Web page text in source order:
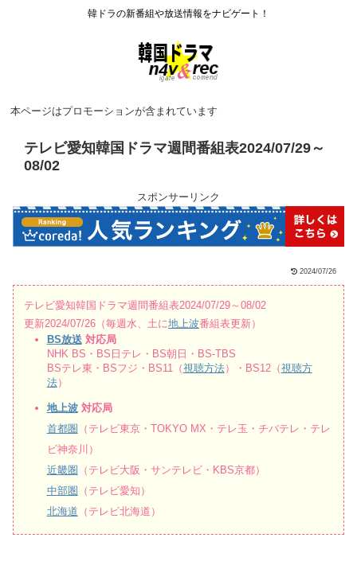
韓ドラの新番組や放送情報をナビゲート！
本ページはプロモーションが含まれています
テレビ愛知韓国ドラマ週間番組表2024/07/29～
08/02
スポンサーリンク
2024/07/26
テレビ愛知韓国ドラマ週間番組表2024/07/29～08/02
更新2024/07/26（毎週水、土に地上波番組表更新）
BS放送 対応局
NHK BS・BS日テレ・BS朝日・BS-TBS
BSテレ東・BSフジ・BS11（視聴方法）・BS12（視聴方
法）
地上波対応局
首都圏 （テレビ東京・TOKYO MX・テレ玉・チバテレ・テレ
ビ神奈川）
近畿圏 （テレビ大阪・サンテレビ・KBS京都）
中部圏 （テレビ愛知）
北海道 （テレビ北海道）